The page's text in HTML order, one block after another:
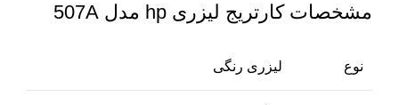
مشخصات کارتریج لیزری hp مدل 507A
نوع لیزری رنگی